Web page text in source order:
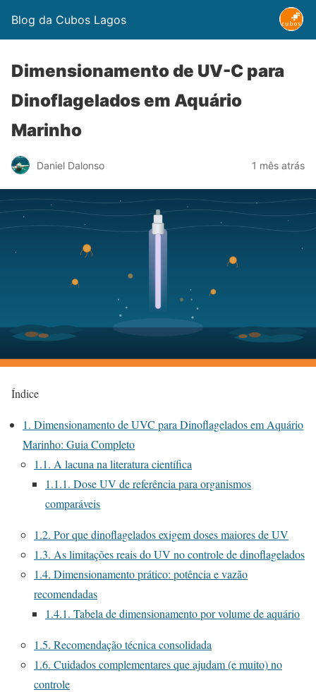
Blog da Cubos Lagos
Dimensionamento de UV-C para
Dinoflagelados em Aquário
Marinho
Daniel Dalonso 1 mês atrás
Índice
1. Dimensionamento de UVC para Dinoflagelados em Aquário
Marinho: Guia Completo
1.1. A lacuna na literatura científica
1.1.1. Dose UV de referência para organismos
comparáveis
1.2. Por que dinoflagelados exigem doses maiores de UV
1.3. As limitações reais do UV no controle de dinoflagelados
1.4. Dimensionamento prático: potência e vazão
recomendadas
1.4.1. Tabela de dimensionamento por volume de aquário
1.5. Recomendação técnica consolidada
1.6. Cuidados complementares que ajudam (e muito) no
controle